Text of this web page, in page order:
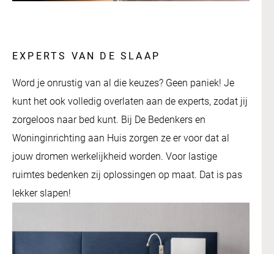
EXPERTS VAN DE SLAAP
Word je onrustig van al die keuzes? Geen paniek! Je
kunt het ook volledig overlaten aan de experts, zodat jij
zorgeloos naar bed kunt. Bij De Bedenkers en
Woninginrichting aan Huis zorgen ze er voor dat al
jouw dromen werkelijkheid worden. Voor lastige
ruimtes bedenken zij oplossingen op maat. Dat is pas
lekker slapen!